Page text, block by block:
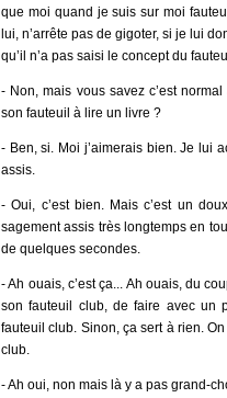
que moi quand je suis sur moi
lui, n’arrête pas de gigoter, si je lui
qu’il n’a pas saisi le concept du
- Non, mais vous savez c’est
son fauteuil à lire un livre ?
- Ben, si. Moi j’aimerais bien. Je lui
assis.
- Oui, c’est bien. Mais c’est un
sagement assis très longtemps en
de quelques secondes.
- Ah ouais, c’est ça... Ah ouais, du
son fauteuil club, de faire avec un
fauteuil club. Sinon, ça sert à rien.
club.
- Ah oui, non mais là y a pas grand-